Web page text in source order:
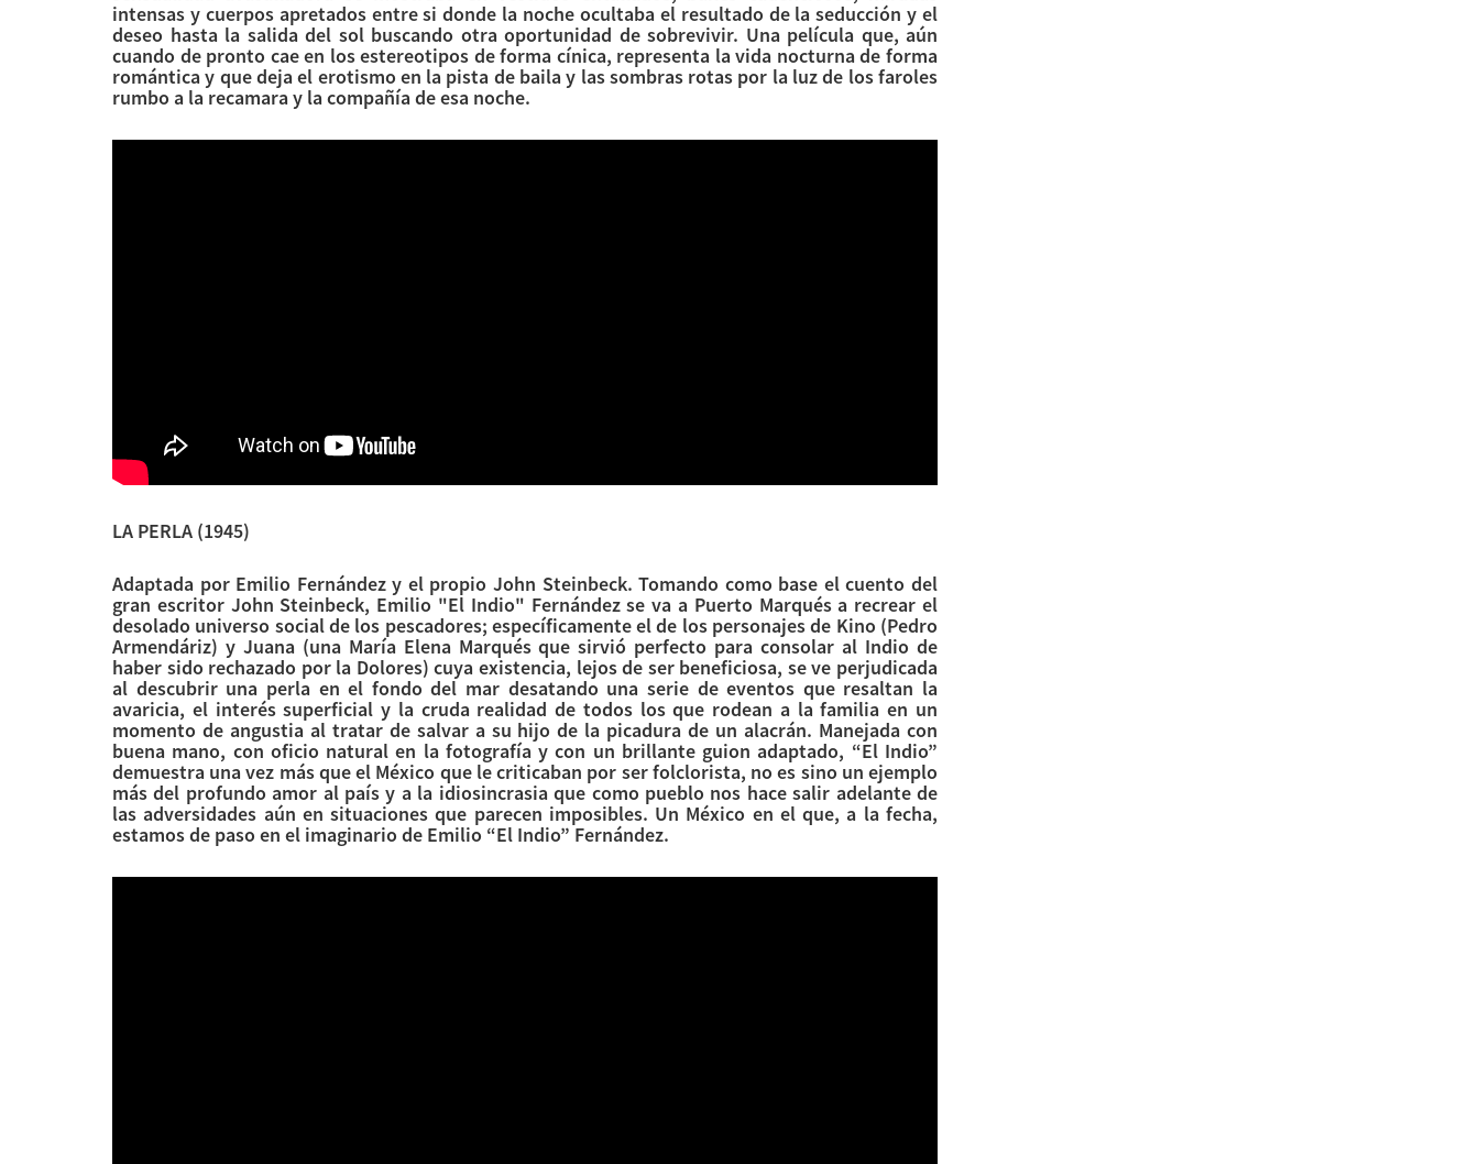
intensas y cuerpos apretados entre si donde la noche ocultaba el resultado de la seducción y el
deseo hasta la salida del sol buscando otra oportunidad de sobrevivir. Una película que, aún
cuando de pronto cae en los estereotipos de forma cínica, representa la vida nocturna de forma
romántica y que deja el erotismo en la pista de baila y las sombras rotas por la luz de los faroles
rumbo a la recamara y la compañía de esa noche.
LA PERLA (1945)
Adaptada por Emilio Fernández y el propio John Steinbeck. Tomando como base el cuento del
gran escritor John Steinbeck, Emilio "El Indio" Fernández se va a Puerto Marqués a recrear el
desolado universo social de los pescadores; específicamente el de los personajes de Kino (Pedro
Armendáriz) y Juana (una María Elena Marqués que sirvió perfecto para consolar al Indio de
haber sido rechazado por la Dolores) cuya existencia, lejos de ser beneficiosa, se ve perjudicada
al descubrir una perla en el fondo del mar desatando una serie de eventos que resaltan la
avaricia, el interés superficial y la cruda realidad de todos los que rodean a la familia en un
momento de angustia al tratar de salvar a su hijo de la picadura de un alacrán. Manejada con
buena mano, con oficio natural en la fotografía y con un brillante guion adaptado, “El Indio”
demuestra una vez más que el México que le criticaban por ser folclorista, no es sino un ejemplo
más del profundo amor al país y a la idiosincrasia que como pueblo nos hace salir adelante de
las adversidades aún en situaciones que parecen imposibles. Un México en el que, a la fecha,
estamos de paso en el imaginario de Emilio “El Indio” Fernández.